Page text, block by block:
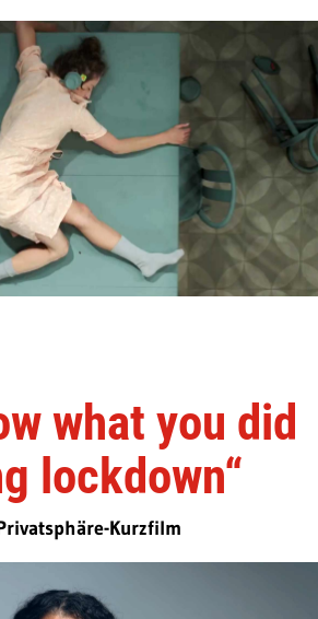
what you did
lockdown“
Kurzfilm